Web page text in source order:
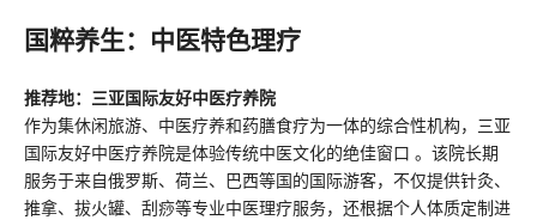
国粹养生：中医特色理疗
推荐地：三亚国际友好中医疗养院
作为集休闲旅游、中医疗养和药膳食疗为一体的综合性机构，三亚
国际友好中医疗养院是体验传统中医文化的绝佳窗口 。该院长期
服务于来自俄罗斯、荷兰、巴西等国的国际游客，不仅提供针灸、
推拿、拔火罐、刮痧等专业中医理疗服务，还根据个人体质定制进